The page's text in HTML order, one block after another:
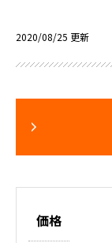
2020/08/25 更新
価格